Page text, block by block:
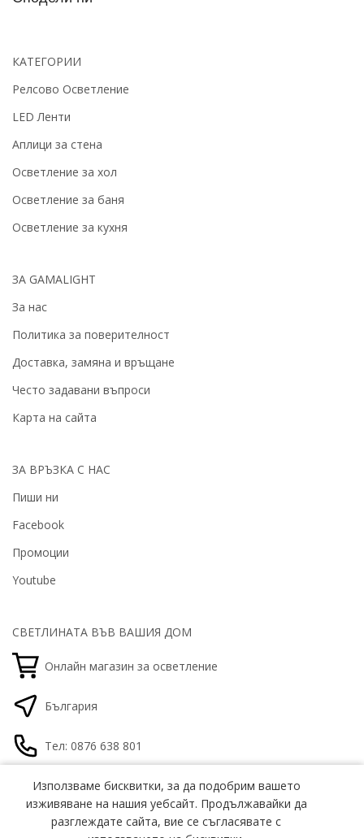
КАТЕГОРИИ
Релсово Осветление
LED Ленти
Аплици за стена
Осветление за хол
Осветление за баня
Осветление за кухня
ЗА GAMALIGHT
За нас
Политика за поверителност
Доставка, замяна и връщане
Често задавани въпроси
Карта на сайта
ЗА ВРЪЗКА С НАС
Пиши ни
Facebook
Промоции
Youtube
СВЕТЛИНАТА ВЪВ ВАШИЯ ДОМ
Онлайн магазин за осветление
България
Тел: 0876 638 801
office@gamalight.bg
Използваме бисквитки, за да подобрим вашето
изживяване на нашия уебсайт. Продължавайки да
разглеждате сайта, вие се съгласявате с
Използваме бисквитки, за да подобрим вашето
изживяване на нашия уебсайт. Продължавайки да
разглеждате сайта, вие се съгласявате с